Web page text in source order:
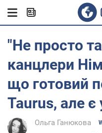
"Не просто
канцлери
що готовий
Taurus, але є
Ольга Ганюкова